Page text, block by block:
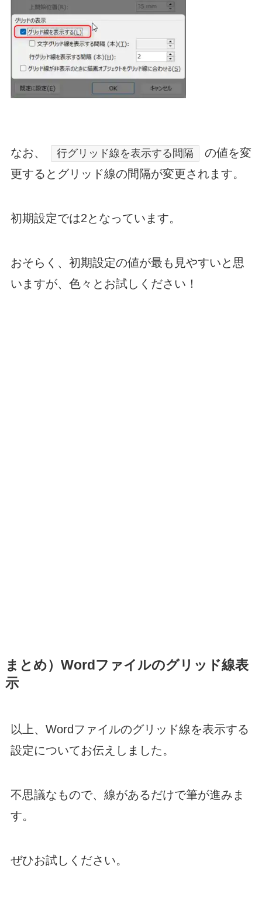
なお、 行グリッド線を表示する間隔
の値を変
更するとグリッド線の間隔が変更されます。
初期設定では2となっています。
おそらく、初期設定の値が最も見やすいと思
いますが、色々とお試しください！
まとめ）Wordファイルのグリッド線表
示
以上、Wordファイルのグリッド線を表示する
設定についてお伝えしました。
不思議なもので、線があるだけで筆が進みま
す。
ぜひお試しください。